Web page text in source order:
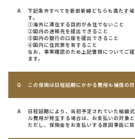
下記条件すべてを新郎新婦どちらも満たす
す。
①海外に滞在する目的が永住でないこと
②国内の連絡先を提出できること
③国内の銀行の口座を提出できること
④国内に住民票を有すること
なお、事実確認のため上記書類についてご
ます。
この保険は日程延期にかかる費用も補償の
日程延期により、当初予定されていた結婚
ル費用が発生する場合は、お支払いの対象と
ただし、保険金をお支払いする原因事由に